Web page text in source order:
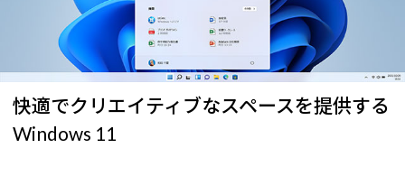
快適でクリエイティブなスペースを提供する
Windows 11